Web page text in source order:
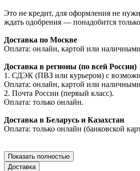
Это не кредит, для оформления не
ждать одобрения — понадобится
Доставка по Москве
Оплата: онлайн, картой или
Доставка в регионы (по всей России)
1. СДЭК (ПВЗ или курьером) с
Оплата: онлайн, картой или
2. Почта России (первый класс).
Оплата: только онлайн.
Доставка в Беларусь и Казахстан
Оплата: только онлайн (банковской
Показать полностью
Доставка